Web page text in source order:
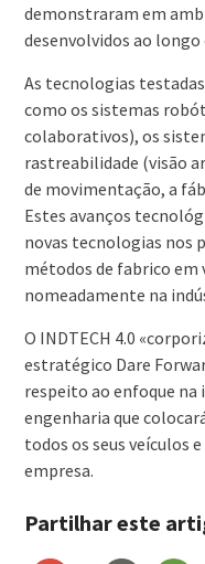
demonstraram em
desenvolvidos ao longo
As tecnologias
como os sistemas
colaborativos), os
rastreabilidade (visão
de movimentação, a
Estes avanços
novas tecnologias nos
métodos de fabrico em
nomeadamente na
O INDTECH 4.0
estratégico Dare
respeito ao enfoque na
engenharia que
todos os seus veículos
empresa.
Partilhar este